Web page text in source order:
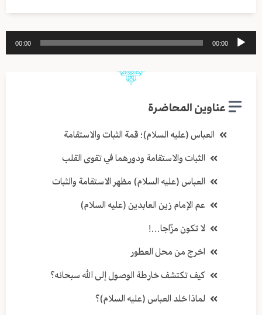
مشغل
الصوت
00:00
00:00
عناوين المحاضرة
العباس (عليه السلام)؛ قمة الثبات والاستقامة
الثبات والاستقامة ودورهما في تقوى القلب
العباس (عليه السلام) مظهر الاستقامة والثبات
عم الإمام زين العابدين (عليه السلام)
لا تكون مزّاجا…!
اخرج من محل العطور
كيف تكتشف خارطة الوصول إلى الله سبحانه؟
لماذا خلد العباس (عليه السلام)؟